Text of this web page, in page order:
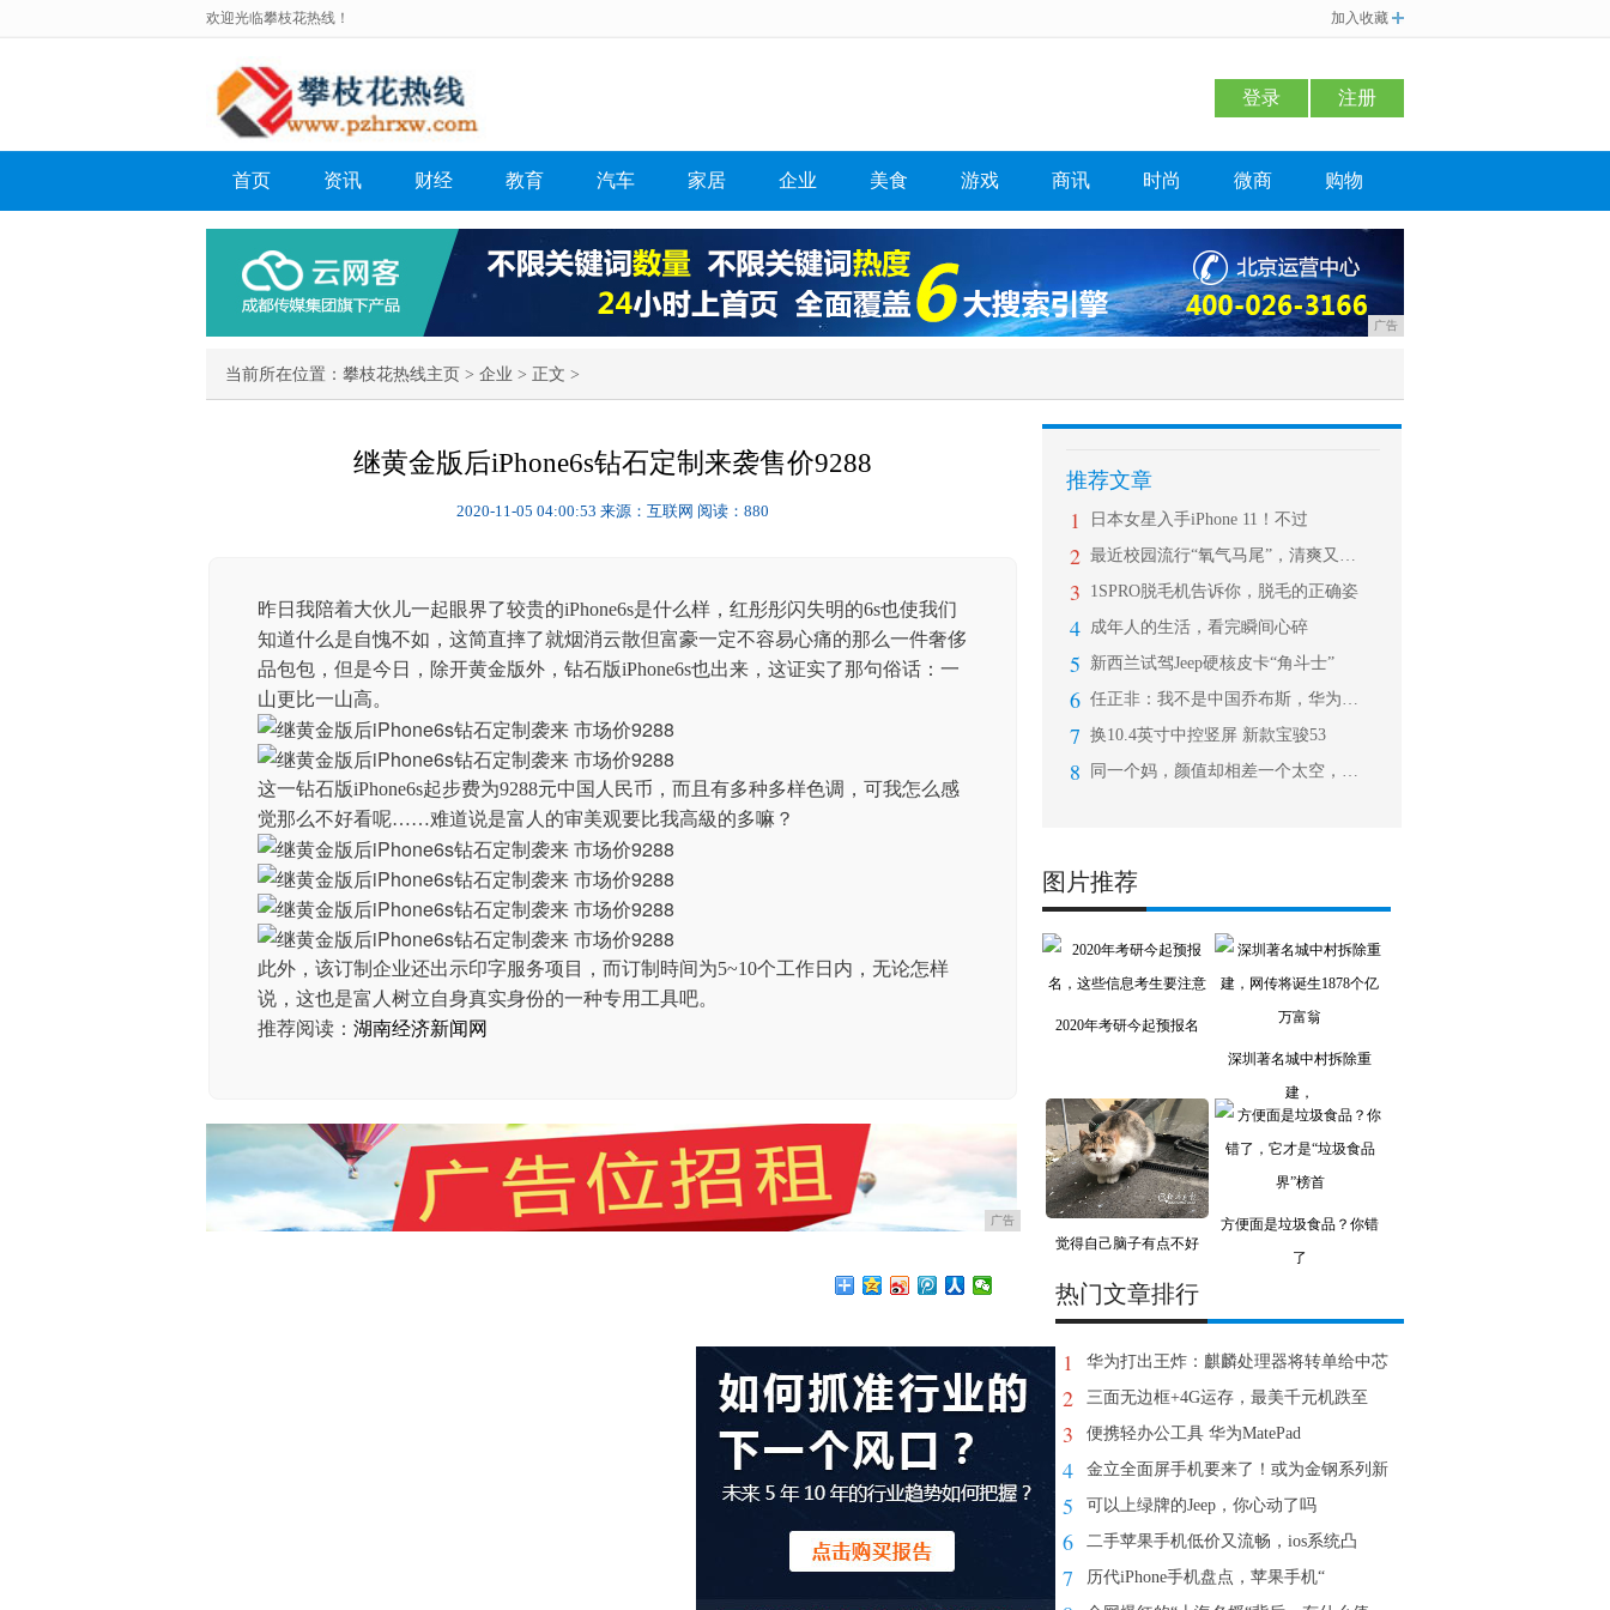
欢迎光临攀枝花热线！ 加入收藏
登录 注册
首页 资讯 财经 教育 汽车 家居 企业 美食 游戏 商讯 时尚 微商 购物
广告
当前所在位置： 攀枝花热线主页 > 企业 > 正文 >
继黄金版后iPhone6s钻石定制来袭售价9288
2020-11-05 04:00:53 来源：互联网 阅读：880
昨日我陪着大伙儿一起眼界了较贵的iPhone6s是什么样，红彤彤闪失明的6s也使我们
知道什么是自愧不如，这简直摔了就烟消云散但富豪一定不容易心痛的那么一件奢侈
品包包，但是今日，除开黄金版外，钻石版iPhone6s也出来，这证实了那句俗话：一
山更比一山高。
这一钻石版iPhone6s起步费为9288元中国人民币，而且有多种多样色调，可我怎么感
觉那么不好看呢……难道说是富人的审美观要比我高級的多嘛？
此外，该订制企业还出示印字服务项目，而订制時间为5~10个工作日内，无论怎样
说，这也是富人树立自身真实身份的一种专用工具吧。
推荐阅读： 湖南经济新闻网
广告
推荐文章
1 日本女星入手iPhone 11！不过
2 最近校园流行“氧气马尾”，清爽又显高
3 1SPRO脱毛机告诉你，脱毛的正确姿
4 成年人的生活，看完瞬间心碎
5 新西兰试驾Jeep硬核皮卡“角斗士”
6 任正非：我不是中国乔布斯，华为永远都
7 换10.4英寸中控竖屏 新款宝骏53
8 同一个妈，颜值却相差一个太空，高晓松
图片推荐
2020年考研今起预报名
深圳著名城中村拆除重
建，
觉得自己脑子有点不好
方便面是垃圾食品？你错
了
热门文章排行
1 华为打出王炸：麒麟处理器将转单给中芯
2 三面无边框+4G运存，最美千元机跌至
3 便携轻办公工具 华为MatePad
4 金立全面屏手机要来了！或为金钢系列新
5 可以上绿牌的Jeep，你心动了吗
6 二手苹果手机低价又流畅，ios系统凸
7 历代iPhone手机盘点，苹果手机“